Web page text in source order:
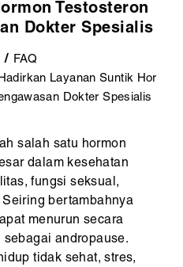
Testosteron
Dokter Spesialis
FAQ
Layanan Suntik Hor
Dokter Spesialis
salah satu hormon
dalam kesehatan
fungsi seksual,
bertambahnya
menurun secara
andropause.
tidak sehat, stres,